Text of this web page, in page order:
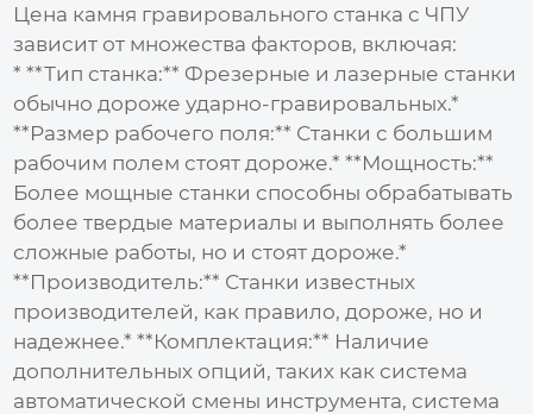
Цена камня гравировального станка с ЧПУ
зависит от множества факторов, включая:
* **Тип станка:** Фрезерные и лазерные станки
обычно дороже ударно-гравировальных.*
**Размер рабочего поля:** Станки с большим
рабочим полем стоят дороже.* **Мощность:**
Более мощные станки способны обрабатывать
более твердые материалы и выполнять более
сложные работы, но и стоят дороже.*
**Производитель:** Станки известных
производителей, как правило, дороже, но и
надежнее.* **Комплектация:** Наличие
дополнительных опций, таких как система
автоматической смены инструмента, система